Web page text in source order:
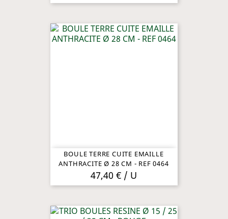
BOULE TERRE CUITE EMAILLE
ANTHRACITE Ø 28 CM - REF 0464
47,40 € / U